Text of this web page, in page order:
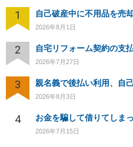
1 自己破産中に不用品を売
2026年8月1日
2 自宅リフォーム契約の支
2026年7月27日
3 親名義で後払い利用、自
2026年8月3日
4 お金を騙して借りてしま
2026年7月15日